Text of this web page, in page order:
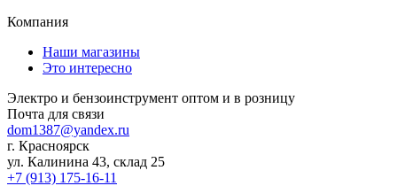
Компания
Наши магазины
Это интересно
Электро и бензоинструмент оптом и в розницу
Почта для связи
dom1387@yandex.ru
г. Красноярск
ул. Калинина 43, склад 25
+7 (913) 175-16-11